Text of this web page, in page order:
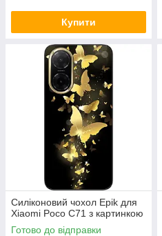
Купити
Силіконовий чохол Epik для
Xiaomi Poco C71 з картинкою
Готово до відправки